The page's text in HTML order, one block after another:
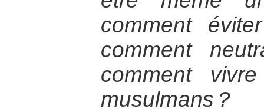
comment
comment
comment
musulmans ?